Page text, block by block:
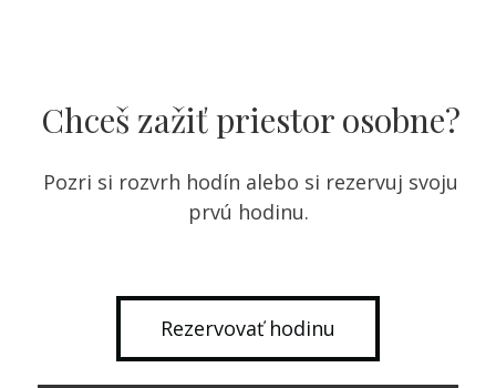
Chceš zažiť priestor osobne?
Pozri si rozvrh hodín alebo si rezervuj svoju
prvú hodinu.
Rezervovať hodinu